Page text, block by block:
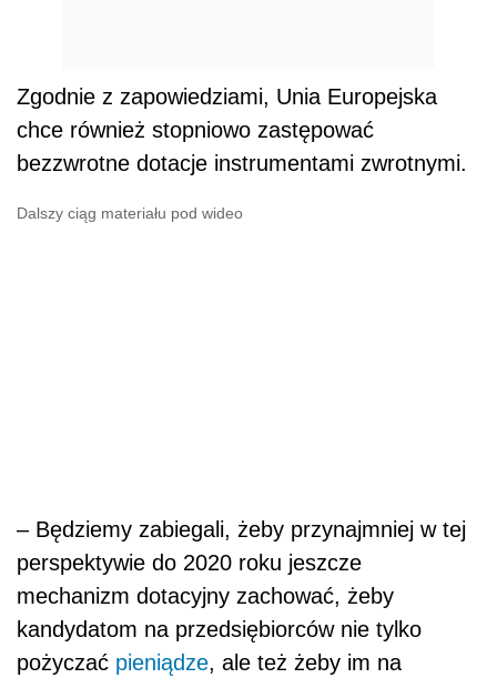
Zgodnie z zapowiedziami, Unia Europejska
chce również stopniowo zastępować
bezzwrotne dotacje instrumentami zwrotnymi.
Dalszy ciąg materiału pod wideo
– Będziemy zabiegali, żeby przynajmniej w tej
perspektywie do 2020 roku jeszcze
mechanizm dotacyjny zachować, żeby
kandydatom na przedsiębiorców nie tylko
pożyczać pieniądze, ale też żeby im na